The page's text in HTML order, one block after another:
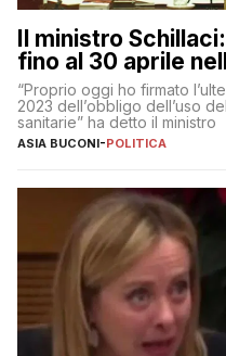
Il ministro
fino al 30 aprile
“Proprio oggi ho firmato
2023 dell’obbligo dell’uso
sanitarie” ha detto il ministro
ASIA BUCONI-POLITICA